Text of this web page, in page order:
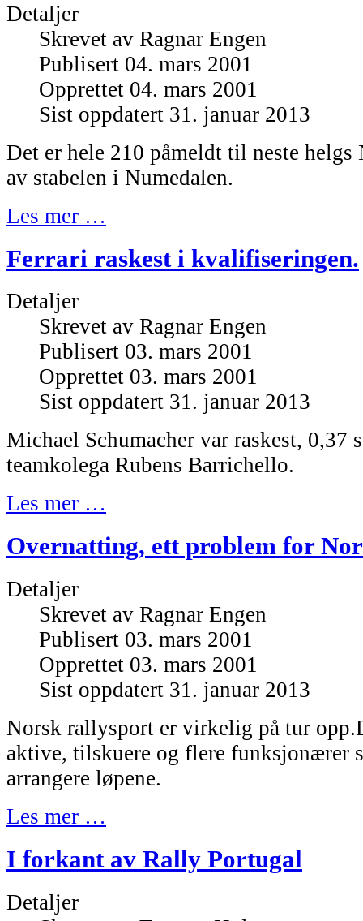
Detaljer
Skrevet av Ragnar Engen
Publisert 04. mars 2001
Opprettet 04. mars 2001
Sist oppdatert 31. januar 2013
Det er hele 210 påmeldt til neste
av stabelen i Numedalen.
Les mer …
Ferrari raskest i kvalifiseringen.
Detaljer
Skrevet av Ragnar Engen
Publisert 03. mars 2001
Opprettet 03. mars 2001
Sist oppdatert 31. januar 2013
Michael Schumacher var raskest, 0,37
teamkolega Rubens Barrichello.
Les mer …
Overnatting, ett problem for
Detaljer
Skrevet av Ragnar Engen
Publisert 03. mars 2001
Opprettet 03. mars 2001
Sist oppdatert 31. januar 2013
Norsk rallysport er virkelig på tur
aktive, tilskuere og flere funksjonærer
arrangere løpene.
Les mer …
I forkant av Rally Portugal
Detaljer